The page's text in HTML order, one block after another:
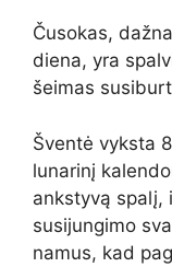
Čusokas,
diena, yra
šeimas
Šventė vyksta
lunarinį
ankstyvą spalį,
susijungimo
namus, kad